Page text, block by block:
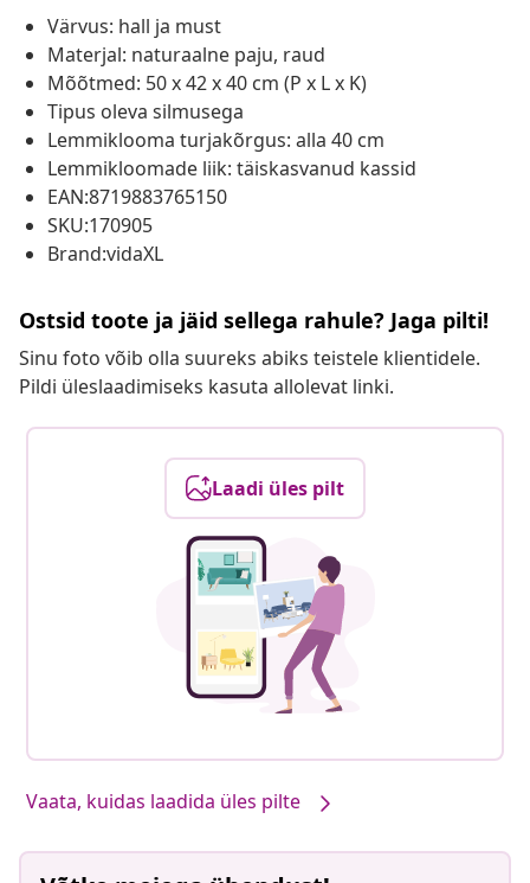
Värvus: hall ja must
Materjal: naturaalne paju, raud
Mõõtmed: 50 x 42 x 40 cm (P x L x K)
Tipus oleva silmusega
Lemmiklooma turjakõrgus: alla 40 cm
Lemmikloomade liik: täiskasvanud kassid
EAN:8719883765150
SKU:170905
Brand:vidaXL
Ostsid toote ja jäid sellega rahule? Jaga pilti!
Sinu foto võib olla suureks abiks teistele klientidele.
Pildi üleslaadimiseks kasuta allolevat linki.
Laadi üles pilt
Vaata, kuidas laadida üles pilte